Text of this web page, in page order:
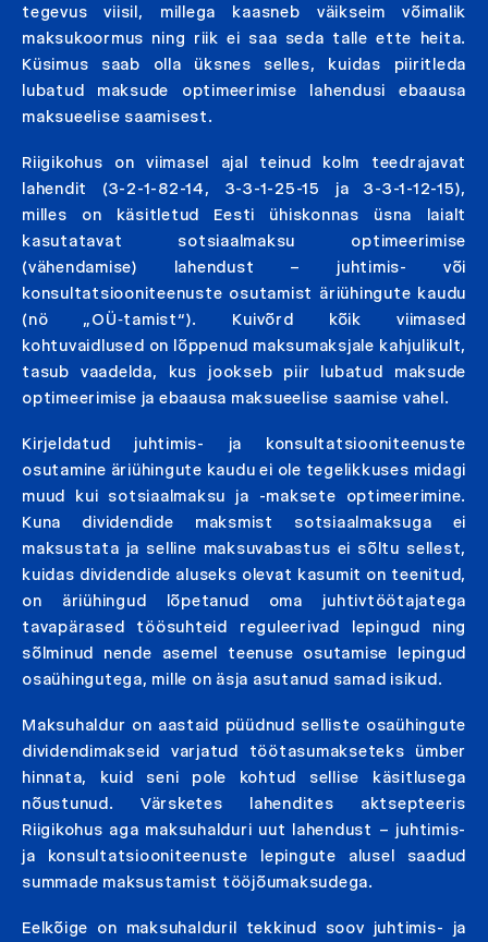
tegevus viisil, millega kaasneb väikseim võimalik
maksukoormus ning riik ei saa seda talle ette heita.
Küsimus saab olla üksnes selles, kuidas piiritleda
lubatud maksude optimeerimise lahendusi ebaausa
maksueelise saamisest.
Riigikohus on viimasel ajal teinud kolm teedrajavat
lahendit (3-2-1-82-14, 3-3-1-25-15 ja 3-3-1-12-15),
milles on käsitletud Eesti ühiskonnas üsna laialt
kasutatavat sotsiaalmaksu optimeerimise
(vähendamise) lahendust – juhtimis- või
konsultatsiooniteenuste osutamist äriühingute kaudu
(nö „OÜ‑tamist“). Kuivõrd kõik viimased
kohtuvaidlused on lõppenud maksumaksjale kahjulikult,
tasub vaadelda, kus jookseb piir lubatud maksude
optimeerimise ja ebaausa maksueelise saamise vahel.
Kirjeldatud juhtimis- ja konsultatsiooniteenuste
osutamine äriühingute kaudu ei ole tegelikkuses midagi
muud kui sotsiaalmaksu ja -maksete optimeerimine.
Kuna dividendide maksmist sotsiaalmaksuga ei
maksustata ja selline maksuvabastus ei sõltu sellest,
kuidas dividendide aluseks olevat kasumit on teenitud,
on äriühingud lõpetanud oma juhtivtöötajatega
tavapärased töösuhteid reguleerivad lepingud ning
sõlminud nende asemel teenuse osutamise lepingud
osaühingutega, mille on äsja asutanud samad isikud.
Maksuhaldur on aastaid püüdnud selliste osaühingute
dividendimakseid varjatud töötasumakseteks ümber
hinnata, kuid seni pole kohtud sellise käsitlusega
nõustunud. Värsketes lahendites aktsepteeris
Riigikohus aga maksuhalduri uut lahendust – juhtimis-
ja konsultatsiooniteenuste lepingute alusel saadud
summade maksustamist tööjõumaksudega.
Eelkõige on maksuhalduril tekkinud soov juhtimis- ja